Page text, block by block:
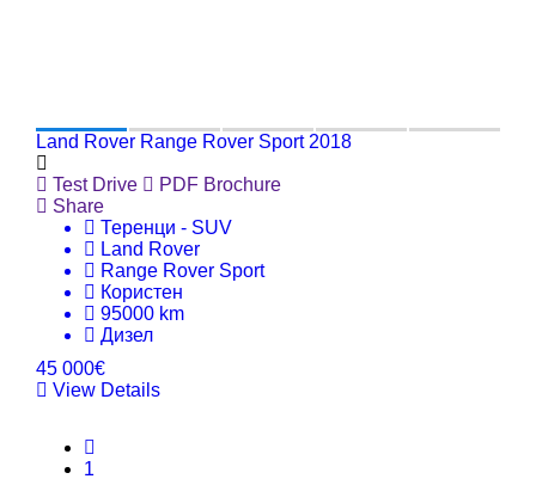
Land Rover Range Rover Sport 2018
Test Drive
PDF Brochure
Share
Теренци - SUV
Land Rover
Range Rover Sport
Користен
95000 km
Дизел
45 000€
View Details
1